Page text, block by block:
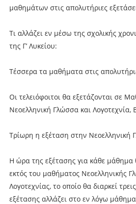
μαθημάτων στις απολυτήριες
Τι αλλάζει εν μέσω της σχολικής
της Γ’ Λυκείου:
Τέσσερα τα μαθήματα στις
Οι τελειόφοιτοι θα εξετάζονται σε
Νεοελληνική Γλώσσα και Λογοτεχνία,
Τρίωρη η εξέταση στην Νεοελληνική
Η ώρα της εξέτασης για κάθε μάθημα
εκτός του μαθήματος Νεοελληνικής
Λογοτεχνίας, το οποίο θα διαρκεί
εξέτασης αλλάζει στο εν λόγω